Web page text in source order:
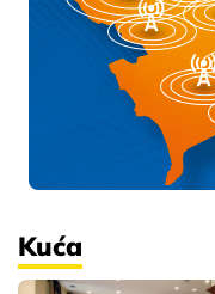
Kuća